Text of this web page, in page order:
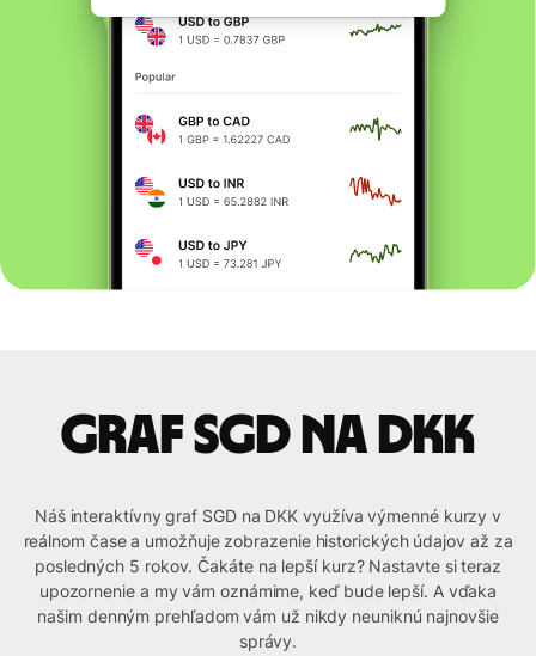
graf SGD na DKK
Náš interaktívny graf SGD na DKK využíva výmenné kurzy v
reálnom čase a umožňuje zobrazenie historických údajov až za
posledných 5 rokov. Čakáte na lepší kurz? Nastavte si teraz
upozornenie a my vám oznámime, keď bude lepší. A vďaka
našim denným prehľadom vám už nikdy neuniknú najnovšie
správy.